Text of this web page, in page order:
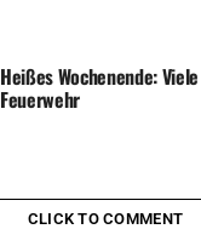
Heißes Wochenende:
Feuerwehr
CLICK TO COMMENT